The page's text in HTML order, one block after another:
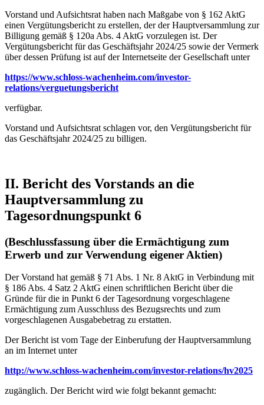
Vorstand und Aufsichtsrat haben nach Maßgabe von § 162 AktG
einen Vergütungsbericht zu erstellen, der der Hauptversammlung zur
Billigung gemäß § 120a Abs. 4 AktG vorzulegen ist. Der
Vergütungsbericht für das Geschäftsjahr 2024/25 sowie der Vermerk
über dessen Prüfung ist auf der Internetseite der Gesellschaft unter
https://www.schloss-wachenheim.com/investor-
relations/verguetungsbericht
verfügbar.
Vorstand und Aufsichtsrat schlagen vor, den Vergütungsbericht für
das Geschäftsjahr 2024/25 zu billigen.
II. Bericht des Vorstands an die
Hauptversammlung zu
Tagesordnungspunkt 6
(Beschlussfassung über die Ermächtigung zum
Erwerb und zur Verwendung eigener Aktien)
Der Vorstand hat gemäß § 71 Abs. 1 Nr. 8 AktG in Verbindung mit
§ 186 Abs. 4 Satz 2 AktG einen schriftlichen Bericht über die
Gründe für die in Punkt 6 der Tagesordnung vorgeschlagene
Ermächtigung zum Ausschluss des Bezugsrechts und zum
vorgeschlagenen Ausgabebetrag zu erstatten.
Der Bericht ist vom Tage der Einberufung der Hauptversammlung
an im Internet unter
http://www.schloss-wachenheim.com/investor-relations/hv2025
zugänglich. Der Bericht wird wie folgt bekannt gemacht: